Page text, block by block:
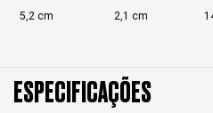
5,2 cm 2,1 cm
ESPECIFICAÇÕES